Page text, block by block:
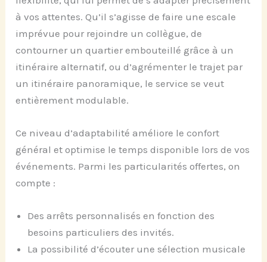
à vos attentes. Qu’il s’agisse de faire une escale
imprévue pour rejoindre un collègue, de
contourner un quartier embouteillé grâce à un
itinéraire alternatif, ou d’agrémenter le trajet par
un itinéraire panoramique, le service se veut
entièrement modulable.
Ce niveau d’adaptabilité améliore le confort
général et optimise le temps disponible lors de vos
événements. Parmi les particularités offertes, on
compte :
Des arrêts personnalisés en fonction des
besoins particuliers des invités.
La possibilité d’écouter une sélection musicale